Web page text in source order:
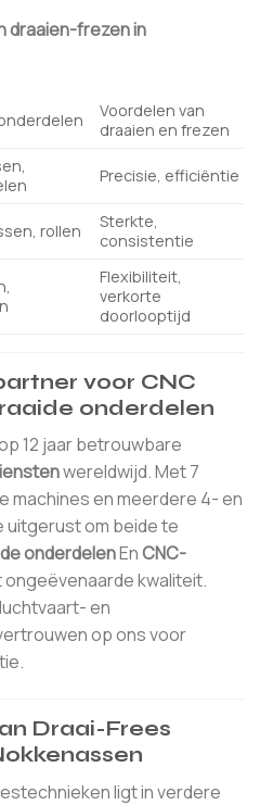
draaien-frezen in
Voordelen van
draaien en frezen
Precisie, efficiëntie
rollen
Sterkte,
consistentie
Flexibiliteit,
verkorte
doorlooptijd
voor CNC
onderdelen
12 jaar betrouwbare
wereldwijd. Met 7
machines en meerdere 4- en
uitgerust om beide te
onderdelenEnCNC-
ongeëvenaarde kwaliteit.
en
op ons voor
Draai-Frees
ligt in verdere